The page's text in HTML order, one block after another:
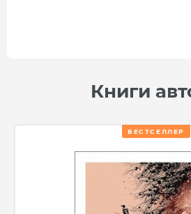
Книги
БЕСТСЕЛЛЕР